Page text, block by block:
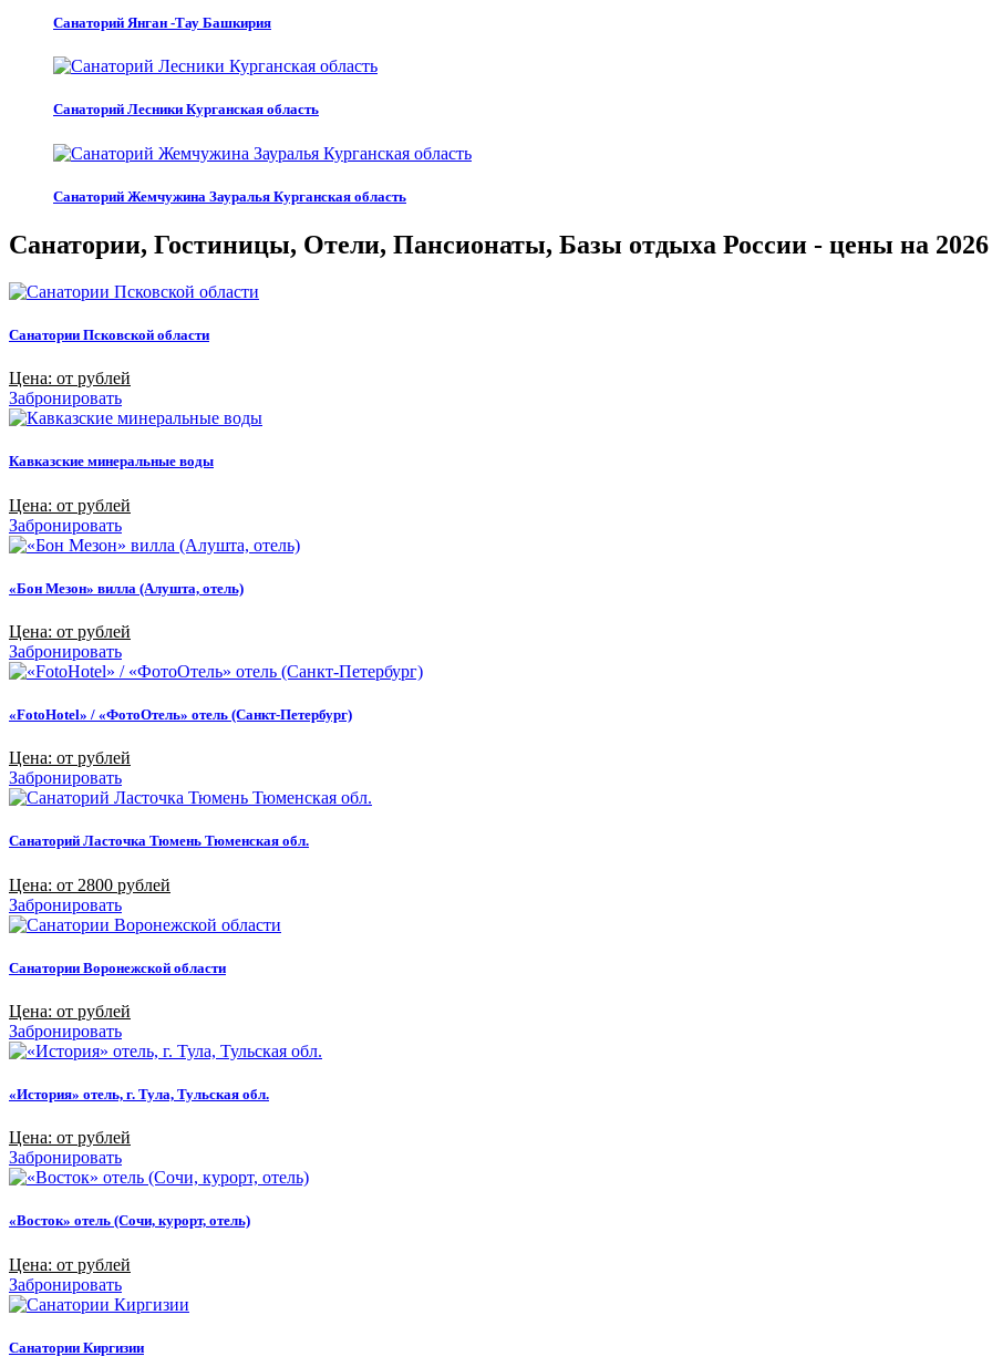
Санаторий Янган -Тау Башкирия
Санаторий Лесники Курганская область
Санаторий Жемчужина Зауралья Курганская область
Санатории, Гостиницы, Отели, Пансионаты, Базы отдыха России - цены на 2026
Санатории Псковской области
Цена: от рублей
Забронировать
Кавказские минеральные воды
Цена: от рублей
Забронировать
«Бон Мезон» вилла (Алушта, отель)
Цена: от рублей
Забронировать
«FotoHotel» / «ФотоОтель» отель (Санкт-Петербург)
Цена: от рублей
Забронировать
Санаторий Ласточка Тюмень Тюменская обл.
Цена: от 2800 рублей
Забронировать
Санатории Воронежской области
Цена: от рублей
Забронировать
«История» отель, г. Тула, Тульская обл.
Цена: от рублей
Забронировать
«Восток» отель (Сочи, курорт, отель)
Цена: от рублей
Забронировать
Санатории Киргизии